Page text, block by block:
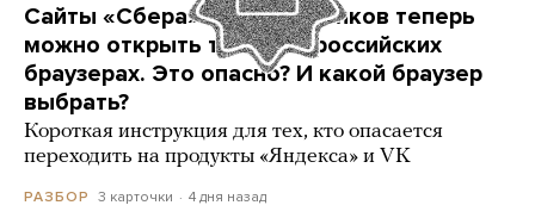
Сайты «Сбера» и других банков теперь
можно открыть только в российских
браузерах. Это опасно? И какой браузер
выбрать?
Короткая инструкция для тех, кто опасается
переходить на продукты «Яндекса» и VK
РАЗБОР 3 карточки 4 дня назад